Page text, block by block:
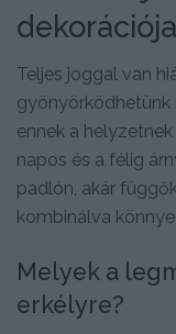
Teljes joggal van
gyönyörködhetünk
ennek a
napos és a félig
padlón, akár
kombinálva
Melyek a
erkélyre?